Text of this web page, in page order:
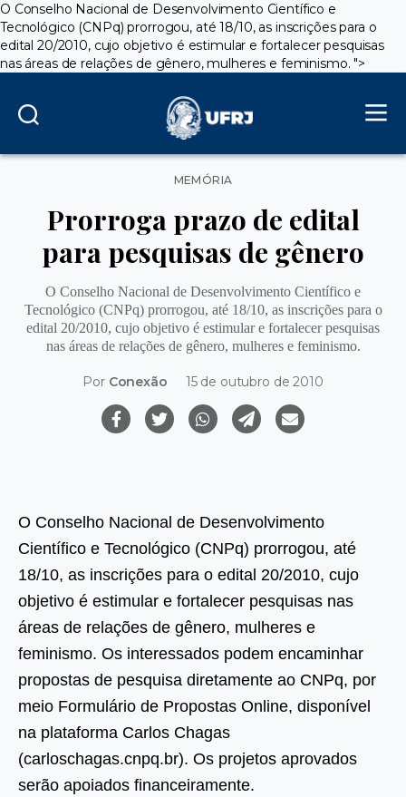
O Conselho Nacional de Desenvolvimento Científico e
Tecnológico (CNPq) prorrogou, até 18/10, as inscrições para o
edital 20/2010, cujo objetivo é estimular e fortalecer pesquisas
nas áreas de relações de gênero, mulheres e feminismo. ">
Categorias
MEMÓRIA
Prorroga prazo de edital
para pesquisas de gênero
O Conselho Nacional de Desenvolvimento Científico e
Tecnológico (CNPq) prorrogou, até 18/10, as inscrições para o
edital 20/2010, cujo objetivo é estimular e fortalecer pesquisas
nas áreas de relações de gênero, mulheres e feminismo.
Por Conexão 15 de outubro de 2010
O Conselho Nacional de Desenvolvimento
Científico e Tecnológico (CNPq) prorrogou, até
18/10, as inscrições para o edital 20/2010, cujo
objetivo é estimular e fortalecer pesquisas nas
áreas de relações de gênero, mulheres e
feminismo. Os interessados podem encaminhar
propostas de pesquisa diretamente ao CNPq, por
meio Formulário de Propostas Online, disponível
na plataforma Carlos Chagas
(carloschagas.cnpq.br). Os projetos aprovados
serão apoiados financeiramente.